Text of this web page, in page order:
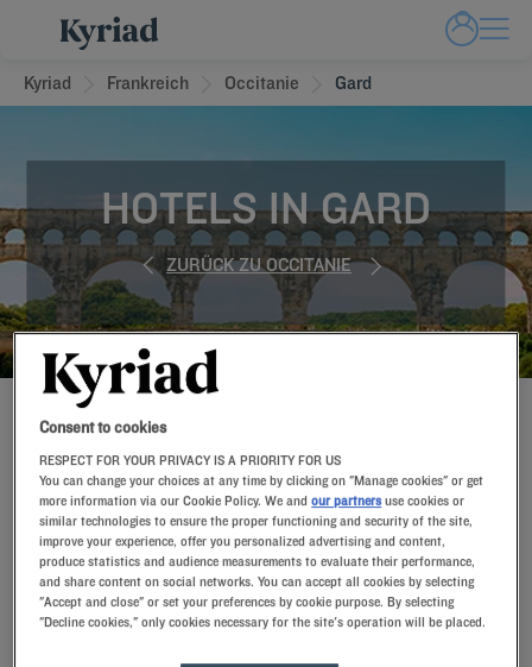
Kyriad Frankreich Occitanie Gard
HOTELS IN GARD
ZURÜCK ZU OCCITANIE
BUCHEN SIE JETZT IN UNSEREN KYRIAD HOTELS
Navigate forward to interact with the calendar and select a date. Press
Navigate backward to interact with
Consent to cookies
RESPECT FOR YOUR PRIVACY IS A PRIORITY FOR US
You can change your choices at any time by clicking on "Manage cookies" or get
more information via our Cookie Policy. We andour partners use cookies or
similar technologies to ensure the proper functioning and security of the site,
improve your experience, offer you personalized advertising and content,
produce statistics and audience measurements to evaluate their performance,
and share content on social networks. You can accept all cookies by selecting
"Accept and close" or set your preferences by cookie purpose. By selecting
"Decline cookies," only cookies necessary for the site's operation will be placed.